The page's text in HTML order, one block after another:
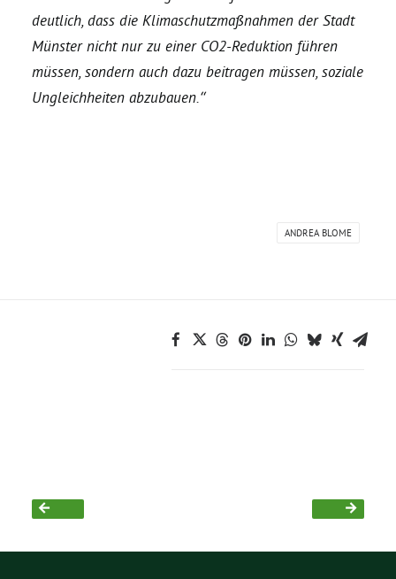
Grüne Jugend
CampusGrün
deutlich, dass die Klimaschutzmaßnahmen der Stadt
Münster nicht nur zu einer CO2-Reduktion führen
müssen, sondern auch dazu beitragen müssen, soziale
Ungleichheiten abzubauen.“
ANDREA BLOME